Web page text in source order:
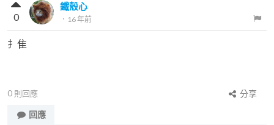
鐵殼心
． 16 年前
0
扌隹
0 則回應
分享
回應